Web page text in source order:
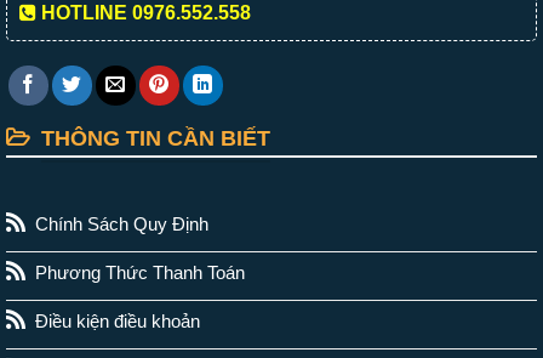
HOTLINE 0976.552.558
THÔNG TIN CẦN BIẾT
Chính Sách Quy Định
Phương Thức Thanh Toán
Điều kiện điều khoản